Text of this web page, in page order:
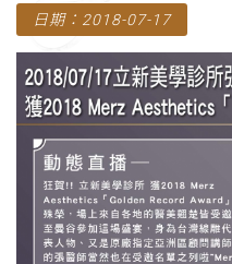
日期：2018-07-17